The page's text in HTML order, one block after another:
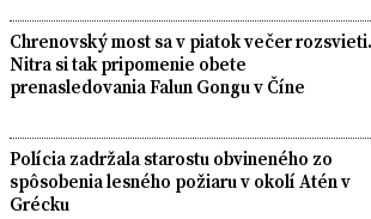
Chrenovský most sa v piatok večer rozsvieti.
Nitra si tak pripomenie obete
prenasledovania Falun Gongu v Číne
Polícia zadržala starostu obvineného zo
spôsobenia lesného požiaru v okolí Atén v
Grécku